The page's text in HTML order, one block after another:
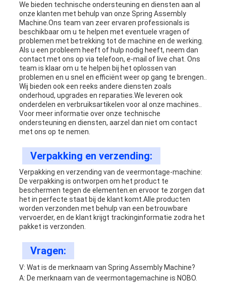
We bieden technische ondersteuning en diensten aan al
onze klanten met behulp van onze Spring Assembly
Machine.Ons team van zeer ervaren professionals is
beschikbaar om u te helpen met eventuele vragen of
problemen met betrekking tot de machine en de werking.
Als u een probleem heeft of hulp nodig heeft, neem dan
contact met ons op via telefoon, e-mail of live chat. Ons
team is klaar om u te helpen bij het oplossen van
problemen en u snel en efficiënt weer op gang te brengen..
Wij bieden ook een reeks andere diensten zoals
onderhoud, upgrades en reparaties.We leveren ook
onderdelen en verbruiksartikelen voor al onze machines..
Voor meer informatie over onze technische
ondersteuning en diensten, aarzel dan niet om contact
met ons op te nemen.
Verpakking en verzending:
Verpakking en verzending van de veermontage-machine:
De verpakking is ontworpen om het product te
beschermen tegen de elementen.en ervoor te zorgen dat
het in perfecte staat bij de klant komt.Alle producten
worden verzonden met behulp van een betrouwbare
vervoerder, en de klant krijgt trackinginformatie zodra het
pakket is verzonden.
Vragen:
V: Wat is de merknaam van Spring Assembly Machine?
A: De merknaam van de veermontagemachine is NOBO.